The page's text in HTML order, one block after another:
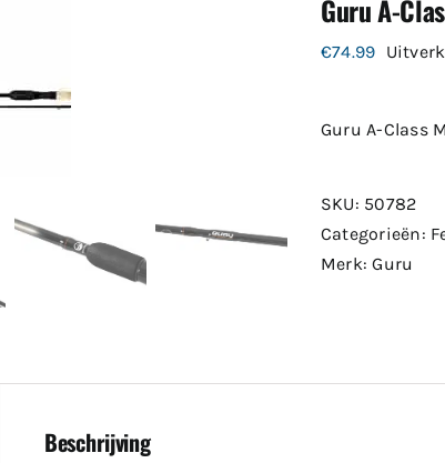
Guru A-
€74.99
Guru A-Class
SKU: 50782
Categorieën:
Merk:Guru
Beschrijving